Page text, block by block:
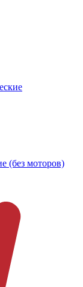
(без моторов)